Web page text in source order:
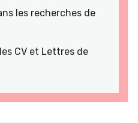
les recherches de
CV et Lettres de